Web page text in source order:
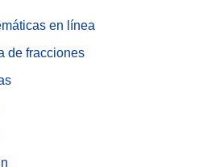
en línea
de fracciones